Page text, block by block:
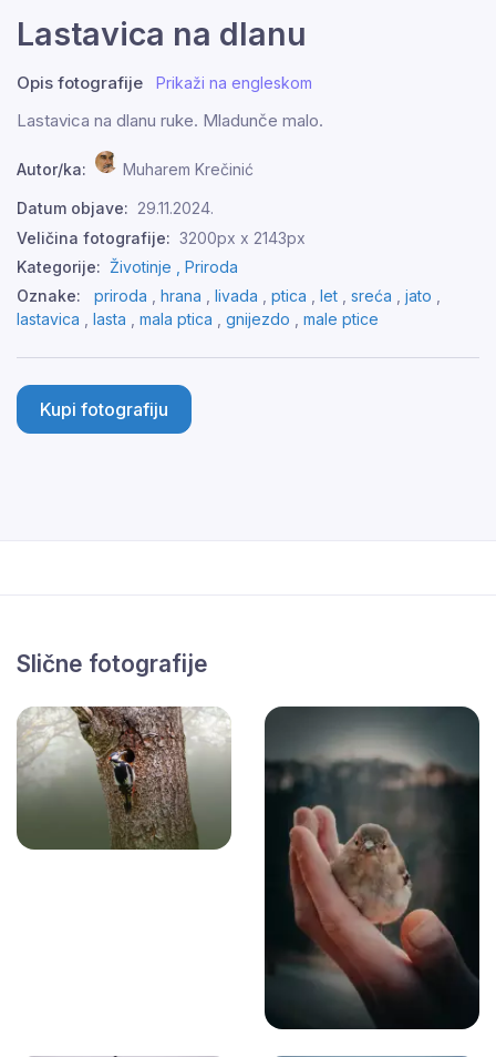
Lastavica na dlanu
Opis fotografije Prikaži na engleskom
Lastavica na dlanu ruke. Mladunče malo.
Autor/ka: Muharem Krečinić
Datum objave: 29.11.2024.
Veličina fotografije: 3200px x 2143px
Kategorije: Životinje , Priroda
Oznake:
priroda hrana livada ptica let sreća jato
lastavica
lasta mala ptica gnijezdo male ptice
Kupi fotografiju
Slične fotografije